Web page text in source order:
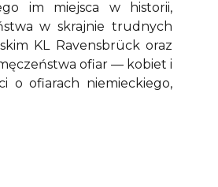
im miejsca w historii,
w skrajnie trudnych
KL Ravensbrück oraz
ofiar — kobiet i
o ofiarach niemieckiego,